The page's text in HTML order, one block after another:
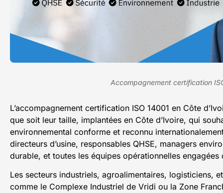
Accompagnement certification
L’accompagnement certification ISO 14001 en Côte
que soit leur taille, implantées en Côte d’Ivoire, qui
environnemental conforme et reconnu
directeurs d’usine, responsables QHSE, managers
durable, et toutes les équipes opérationnelles
Les secteurs industriels, agroalimentaires, logisticiens,
comme le Complexe Industriel de Vridi ou la Zone